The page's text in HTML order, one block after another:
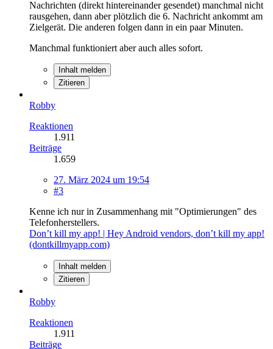
Nachrichten (direkt hintereinander gesendet) manchmal nicht
rausgehen, dann aber plötzlich die 6. Nachricht ankommt am
Zielgerät. Die anderen folgen dann in ein paar Minuten.
Manchmal funktioniert aber auch alles sofort.
Inhalt melden
Zitieren
Robby
Reaktionen
1.911
Beiträge
1.659
27. März 2024 um 19:54
#3
Kenne ich nur in Zusammenhang mit "Optimierungen" des
Telefonherstellers.
Don’t kill my app! | Hey Android vendors, don’t kill my app!
(dontkillmyapp.com)
Inhalt melden
Zitieren
Robby
Reaktionen
1.911
Beiträge